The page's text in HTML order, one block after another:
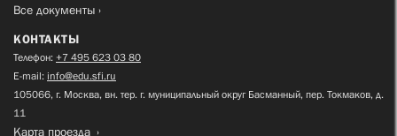
Все документы
КОНТАКТЫ
Телефон: +7 495 623 03 80
E-mail: info@edu.sfi.ru
105066, г. Москва, вн. тер. г. муниципальный округ Басманный, пер. Токмаков, д.
11
Карта проезда